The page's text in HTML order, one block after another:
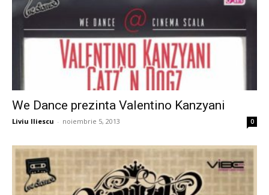
We Dance prezinta Valentino Kanzyani
Liviu Iliescu - noiembrie 5, 2013 0